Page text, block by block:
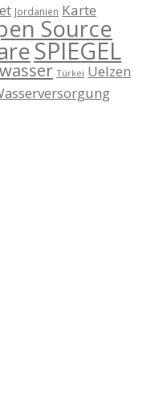
Jordanien Karte
Source
SPIEGEL
Türkei Uelzen